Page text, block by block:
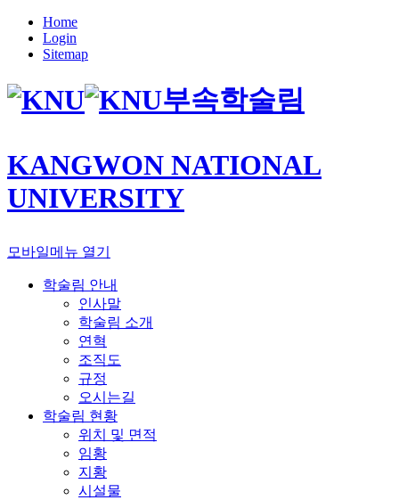
Home
Login
Sitemap
부속학술림
KANGWON NATIONAL
UNIVERSITY
모바일메뉴 열기
학술림 안내
인사말
학술림 소개
연혁
조직도
규정
오시는길
학술림 현황
위치 및 면적
임황
지황
시설물